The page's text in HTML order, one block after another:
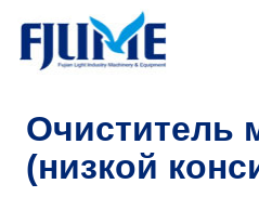
Очиститель
(низкой